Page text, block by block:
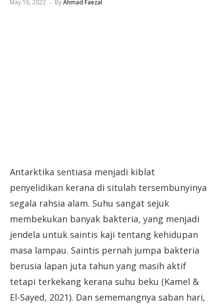
May 16, 2022 ByAhmad Faezal
Antarktika sentiasa menjadi kiblat
penyelidikan kerana di situlah tersembunyinya
segala rahsia alam. Suhu sangat sejuk
membekukan banyak bakteria, yang menjadi
jendela untuk saintis kaji tentang kehidupan
masa lampau. Saintis pernah jumpa bakteria
berusia lapan juta tahun yang masih aktif
tetapi terkekang kerana suhu beku (Kamel &
El-Sayed, 2021). Dan sememangnya saban hari,